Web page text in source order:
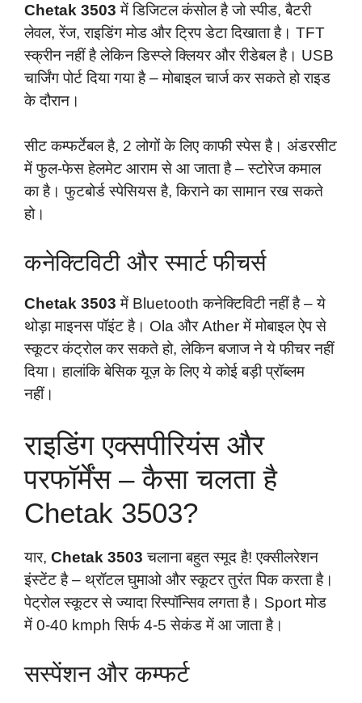
Chetak 3503 में डिजिटल कंसोल है जो स्पीड, बैटरी
लेवल, रेंज, राइडिंग मोड और ट्रिप डेटा दिखाता है। TFT
स्क्रीन नहीं है लेकिन डिस्प्ले क्लियर और रीडेबल है। USB
चार्जिंग पोर्ट दिया गया है – मोबाइल चार्ज कर सकते हो राइड
के दौरान।
सीट कम्फर्टेबल है, 2 लोगों के लिए काफी स्पेस है। अंडरसीट
में फुल-फेस हेलमेट आराम से आ जाता है – स्टोरेज कमाल
का है। फुटबोर्ड स्पेसियस है, किराने का सामान रख सकते
हो।
कनेक्टिविटी और स्मार्ट फीचर्स
Chetak 3503 में Bluetooth कनेक्टिविटी नहीं है – ये
थोड़ा माइनस पॉइंट है। Ola और Ather में मोबाइल ऐप से
स्कूटर कंट्रोल कर सकते हो, लेकिन बजाज ने ये फीचर नहीं
दिया। हालांकि बेसिक यूज़ के लिए ये कोई बड़ी प्रॉब्लम
नहीं।
राइडिंग एक्सपीरियंस और
परफॉर्मेंस – कैसा चलता है
Chetak 3503?
यार, Chetak 3503 चलाना बहुत स्मूद है! एक्सीलरेशन
इंस्टेंट है – थ्रॉटल घुमाओ और स्कूटर तुरंत पिक करता है।
पेट्रोल स्कूटर से ज्यादा रिस्पॉन्सिव लगता है। Sport मोड
में 0-40 kmph सिर्फ 4-5 सेकंड में आ जाता है।
सस्पेंशन और कम्फर्ट